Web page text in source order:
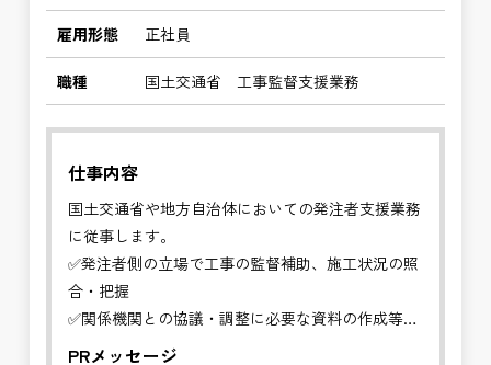
雇用形態 正社員
職種 国土交通省 工事監督支援業務
仕事内容
国土交通省や地方自治体においての発注者支援業務
に従事します。
✅発注者側の立場で工事の監督補助、施工状況の照
合・把握
✅関係機関との協議・調整に必要な資料の作成等
PRメッセージ